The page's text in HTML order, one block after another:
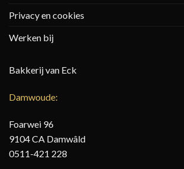
Privacy en cookies
Werken bij
Bakkerij van Eck
Damwoude:
Foarwei 96
9104 CA Damwâld
0511-421 228